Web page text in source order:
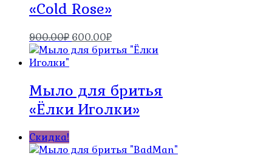
«Cold Rose»
900.00₽ Первоначальная
цена
600.00₽Текущая
цена:
Мыло для бритья
«Ёлки Иголки»
Скидка!